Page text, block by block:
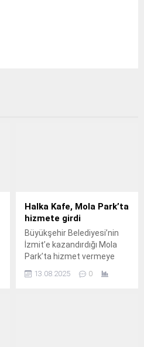
Halka Kafe, Mola Park’ta
hizmete girdi
Büyükşehir Belediyesi’nin
İzmit’e kazandırdığı Mola
Park’ta hizmet vermeye
atmosferi ve uygun fiyatlı
13.08.2025 0